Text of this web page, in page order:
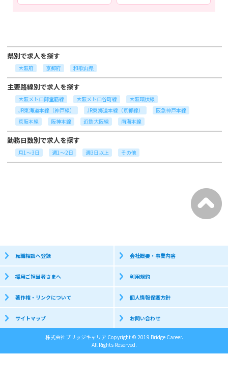
県別で求人を探す
大阪府 京都府 和歌山県
主要路線別で求人を探す
大阪メトロ御堂筋線 大阪メトロ谷町線
大阪環状線
JR東海道本線（神戸線）
JR東海道本線（京都線）
阪急神戸本線
京阪本線
阪神本線 近鉄大阪線 南海本線
勤務日数別で求人を探す
月1～3日 週1～2日 週3日以上 その他
転職相談へ登録 会社概要・事業内容
採用ご担当者さまへ 利用規約
著作権・リンクについて 個人情報保護方針
サイトマップ お問い合わせ
株式会社ブリッジキャリア Copyright © 2019 Bridge Career.
All Rights Reserved.